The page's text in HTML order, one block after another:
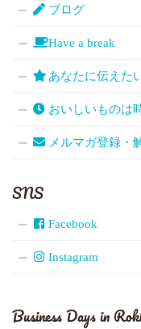
ブログ
Have a break
あなたに伝えた
おいしいものは
メルマガ登録・
SNS
Facebook
Instagram
Business Days in